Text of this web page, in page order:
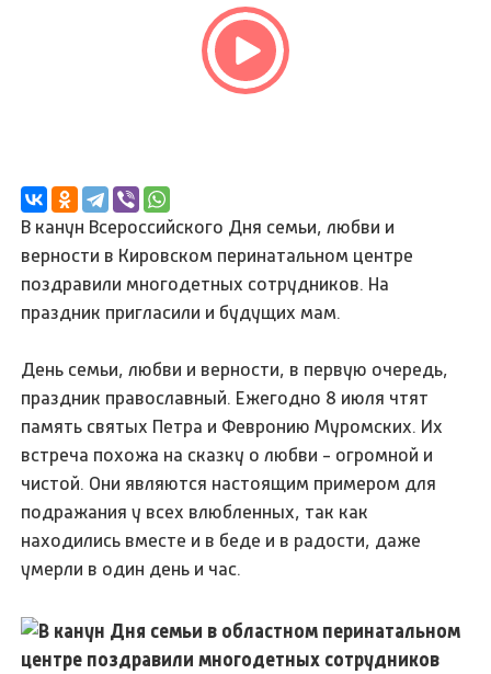
В канун Всероссийского Дня семьи, любви и
верности в Кировском перинатальном центре
поздравили многодетных сотрудников. На
праздник пригласили и будущих мам.
День семьи, любви и верности, в первую очередь,
праздник православный. Ежегодно 8 июля чтят
память святых Петра и Февронию Муромских. Их
встреча похожа на сказку о любви - огромной и
чистой. Они являются настоящим примером для
подражания у всех влюбленных, так как
находились вместе и в беде и в радости, даже
умерли в один день и час.